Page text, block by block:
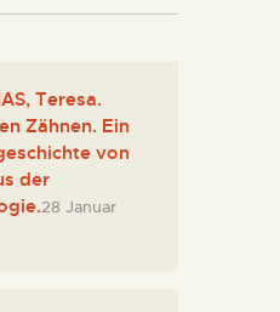
Teresa.
Zähnen. Ein
von
der
28 Januar